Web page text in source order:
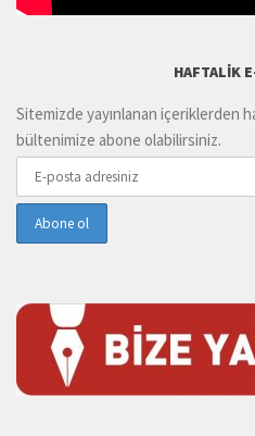
HAFTALIK
Sitemizde yayınlanan içeriklerden
bültenimize abone olabilirsiniz.